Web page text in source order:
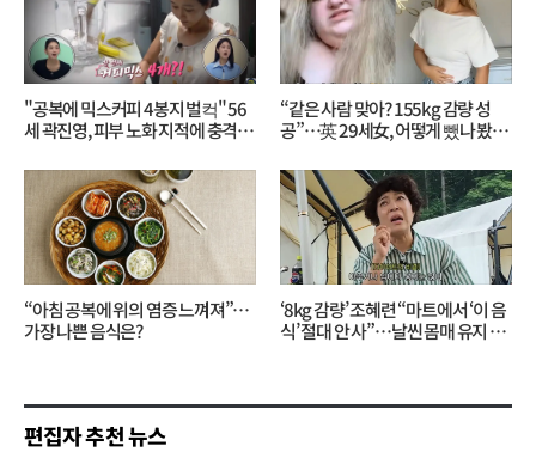
"공복에 믹스커피 4봉지 벌컥" 56
세 곽진영, 피부 노화 지적에 충격…
“같은 사람 맞아? 155kg 감량 성
공”…英 29세女, 어떻게 뺐나 봤더
“아침 공복에 위의 염증 느껴져”…
가장 나쁜 음식은?
‘8kg 감량’ 조혜련 “마트에서 ‘이 음
식’ 절대 안 사”…날씬 몸매 유지 비
편집자 추천 뉴스